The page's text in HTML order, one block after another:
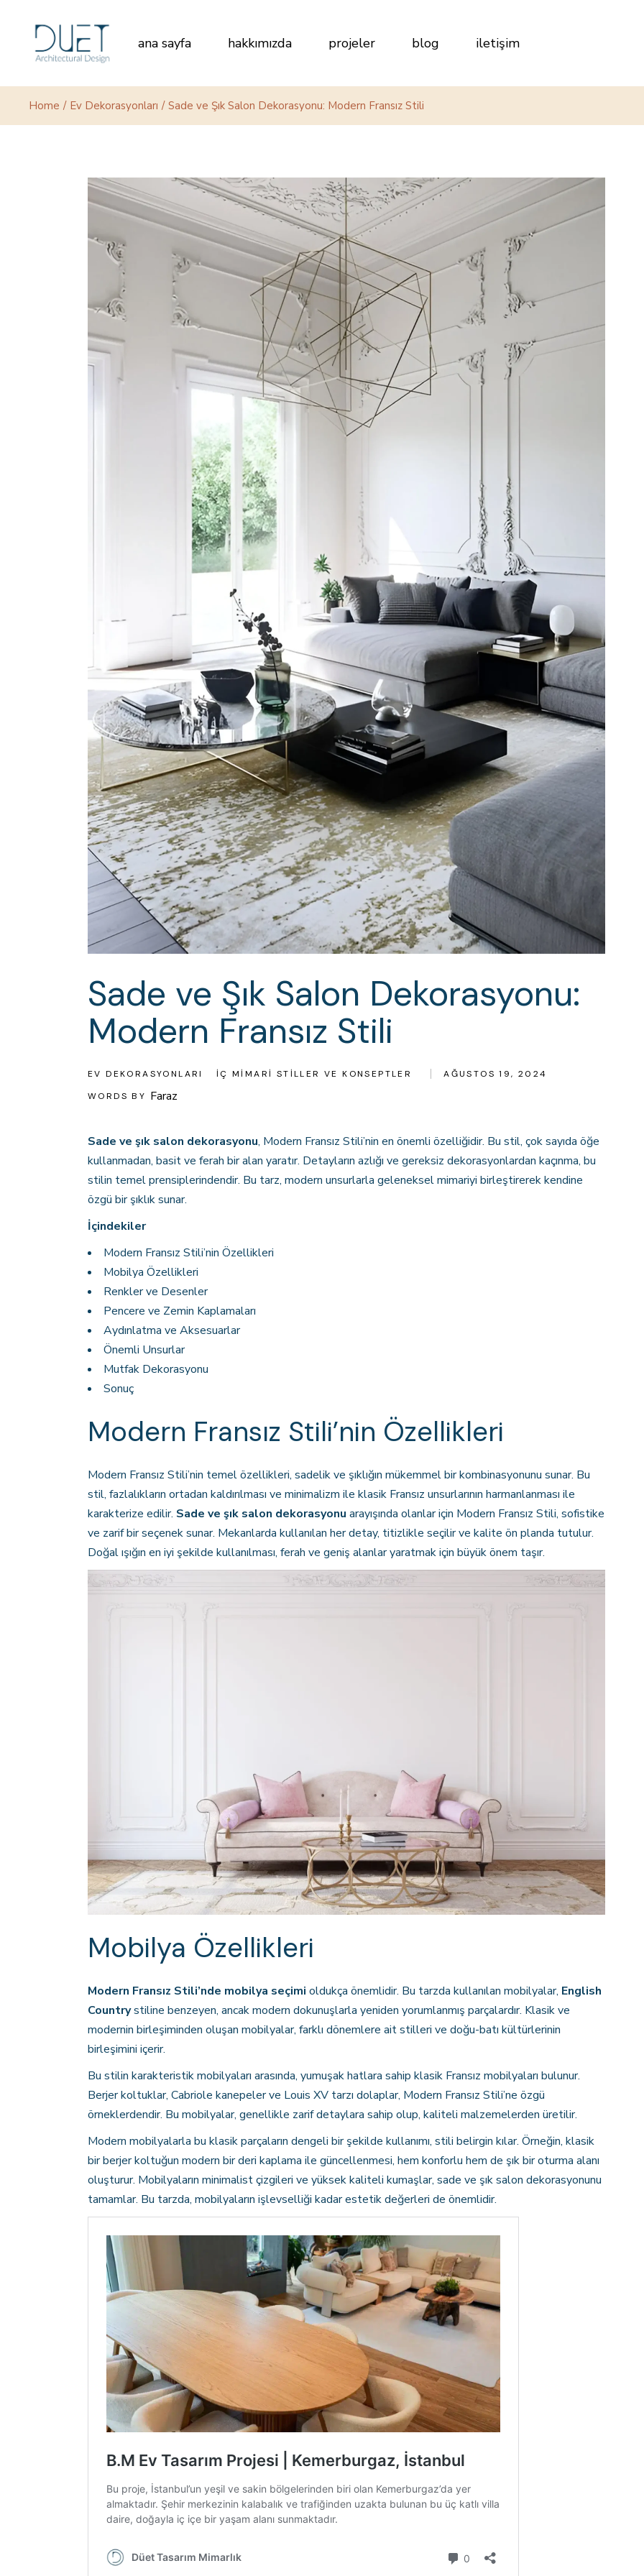
content ana sayfa hakkımızda projeler blog iletişim
Home Ev Dekorasyonları Sade ve Şık Salon Dekorasyonu: Modern Fransız Stili
Sade ve Şık Salon Dekorasyonu:
Modern Fransız Stili
EV DEKORASYONLARI İÇ MIMARI STILLER VE KONSEPTLER
AĞUSTOS 19, 2024
WORDS BY Faraz
Sade ve şık salon dekorasyonu, Modern Fransız Stili’nin en önemli özelliğidir. Bu stil, çok sayıda öğe
kullanmadan, basit ve ferah bir alan yaratır. Detayların azlığı ve gereksiz dekorasyonlardan kaçınma, bu
stilin temel prensiplerindendir. Bu tarz, modern unsurlarla geleneksel mimariyi birleştirerek kendine
özgü bir şıklık sunar.
İçindekiler
Modern Fransız Stili’nin Özellikleri
Mobilya Özellikleri
Renkler ve Desenler
Pencere ve Zemin Kaplamaları
Aydınlatma ve Aksesuarlar
Önemli Unsurlar
Mutfak Dekorasyonu
Sonuç
Modern Fransız Stili’nin Özellikleri
Modern Fransız Stili’nin temel özellikleri, sadelik ve şıklığın mükemmel bir kombinasyonunu sunar. Bu
stil, fazlalıkların ortadan kaldırılması ve minimalizm ile klasik Fransız unsurlarının harmanlanması ile
karakterize edilir. Sade ve şık salon dekorasyonu arayışında olanlar için Modern Fransız Stili, sofistike
ve zarif bir seçenek sunar. Mekanlarda kullanılan her detay, titizlikle seçilir ve kalite ön planda tutulur.
Doğal ışığın en iyi şekilde kullanılması, ferah ve geniş alanlar yaratmak için büyük önem taşır.
Mobilya Özellikleri
Modern Fransız Stili’nde mobilya seçimi oldukça önemlidir. Bu tarzda kullanılan mobilyalar, English
Countrystiline benzeyen, ancak modern dokunuşlarla yeniden yorumlanmış parçalardır. Klasik ve
modernin birleşiminden oluşan mobilyalar, farklı dönemlere ait stilleri ve doğu-batı kültürlerinin
birleşimini içerir.
Bu stilin karakteristik mobilyaları arasında, yumuşak hatlara sahip klasik Fransız mobilyaları bulunur.
Berjer koltuklar, Cabriole kanepeler ve Louis XV tarzı dolaplar, Modern Fransız Stili’ne özgü
örneklerdendir. Bu mobilyalar, genellikle zarif detaylara sahip olup, kaliteli malzemelerden üretilir.
Modern mobilyalarla bu klasik parçaların dengeli bir şekilde kullanımı, stili belirgin kılar. Örneğin, klasik
bir berjer koltuğun modern bir deri kaplama ile güncellenmesi, hem konforlu hem de şık bir oturma alanı
oluşturur. Mobilyaların minimalist çizgileri ve yüksek kaliteli kumaşlar, sade ve şık salon dekorasyonunu
tamamlar. Bu tarzda, mobilyaların işlevselliği kadar estetik değerleri de önemlidir.